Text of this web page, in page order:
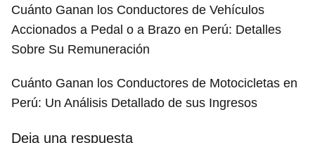
Cuánto Ganan los Conductores de Vehículos
Accionados a Pedal o a Brazo en Perú: Detalles
Sobre Su Remuneración
Cuánto Ganan los Conductores de Motocicletas en
Perú: Un Análisis Detallado de sus Ingresos
Deja una respuesta